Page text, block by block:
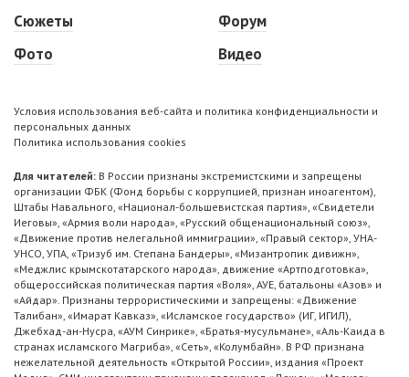
Сюжеты
Фото
Форум
Видео
Условия использования веб-сайта и политика конфиденциальности и
персональных данных
Политика использования cookies
Для читателей: В России признаны экстремистскими и запрещены
организации ФБК (Фонд борьбы с коррупцией, признан иноагентом),
Штабы Навального, «Национал-большевистская партия», «Свидетели
Иеговы», «Армия воли народа», «Русский общенациональный союз»,
«Движение против нелегальной иммиграции», «Правый сектор», УНА-
УНСО, УПА, «Тризуб им. Степана Бандеры», «Мизантропик дивижн»,
«Меджлис крымскотатарского народа», движение «Артподготовка»,
общероссийская политическая партия «Воля», АУЕ, батальоны «Азов» и
«Айдар». Признаны террористическими и запрещены: «Движение
Талибан», «Имарат Кавказ», «Исламское государство» (ИГ, ИГИЛ),
Джебхад-ан-Нусра, «АУМ Синрике», «Братья-мусульмане», «Аль-Каида в
странах исламского Магриба», «Сеть», «Колумбайн». В РФ признана
нежелательной деятельность «Открытой России», издания «Проект